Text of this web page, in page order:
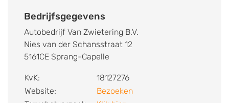
gedemonteerde auto onderdelen worden zoveel
vanuit het ruime magazijn. Het demonteren vindt
plaats in de werkplaats van volgens strenge
Recycling Nederland) opgesteld en hebben betrekking
op het milieu. Daarom worden eerst alle schadelijke
Bedrijfsgegevens
Autobedrijf Van Zwietering B.V.
Nies van der Schansstraat 12
5161CE Sprang-Capelle
KvK:
18127276
Website:
Bezoeken